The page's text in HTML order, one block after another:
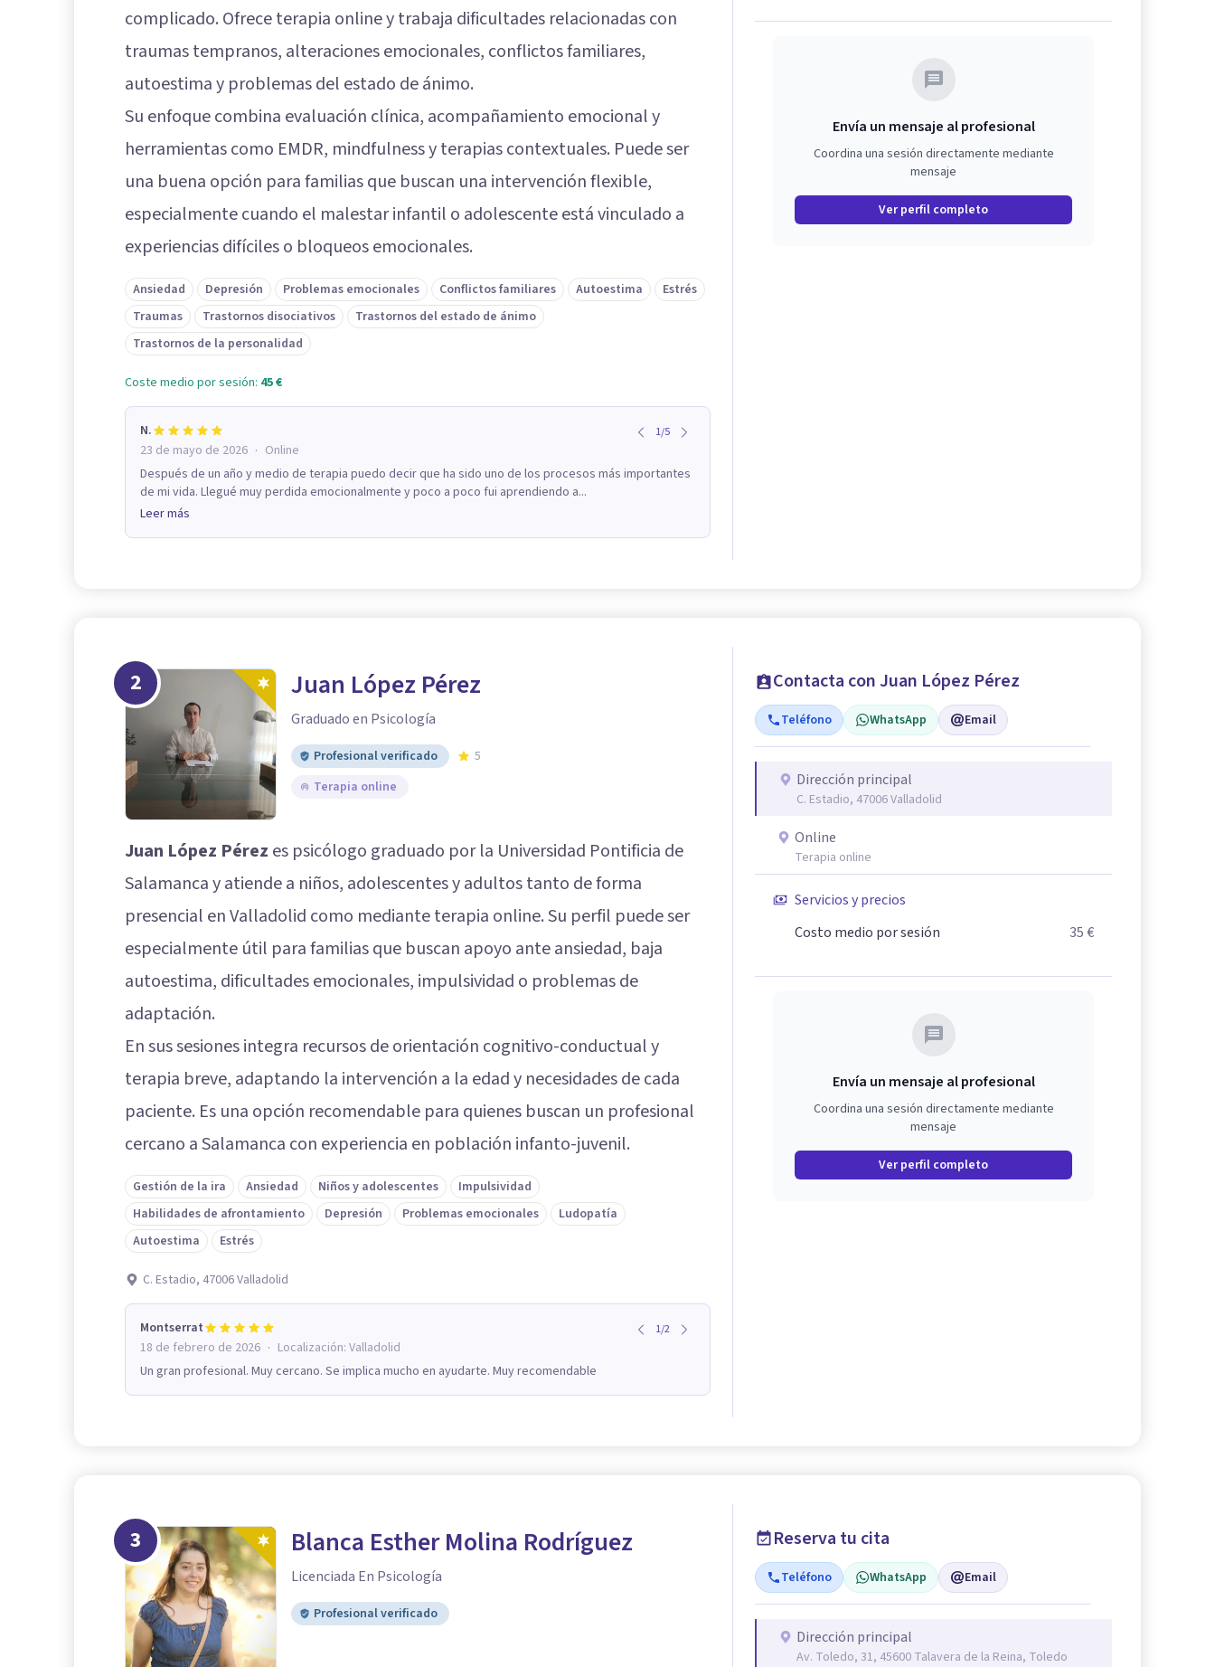
complicado. Ofrece terapia online y trabaja dificultades relacionadas con
traumas tempranos, alteraciones emocionales, conflictos familiares,
autoestima y problemas del estado de ánimo.
Su enfoque combina evaluación clínica, acompañamiento emocional y
herramientas como EMDR, mindfulness y terapias contextuales. Puede ser
una buena opción para familias que buscan una intervención flexible,
especialmente cuando el malestar infantil o adolescente está vinculado a
experiencias difíciles o bloqueos emocionales.
Ansiedad Depresión Problemas emocionales Conflictos familiares Autoestima
Estrés
Traumas
Trastornos disociativos
Trastornos del estado de ánimo
Trastornos de la personalidad
Coste medio por sesión: 45 €
N. 1/5
23 de mayo de 2026 · Online
Después de un año y medio de terapia puedo decir que ha sido uno de los procesos más importantes
de mi vida. Llegué muy perdida emocionalmente y poco a poco fui aprendiendo a...
Leer más
Envía un mensaje al profesional
Coordina una sesión directamente mediante
mensaje
Ver perfil completo
2 Juan López Pérez
Graduado en Psicología
Profesional verificado
5
Terapia online
Juan López Pérez es psicólogo graduado por la Universidad Pontificia de
Salamanca y atiende a niños, adolescentes y adultos tanto de forma
presencial en Valladolid como mediante terapia online. Su perfil puede ser
especialmente útil para familias que buscan apoyo ante ansiedad, baja
autoestima, dificultades emocionales, impulsividad o problemas de
adaptación.
En sus sesiones integra recursos de orientación cognitivo-conductual y
terapia breve, adaptando la intervención a la edad y necesidades de cada
paciente. Es una opción recomendable para quienes buscan un profesional
cercano a Salamanca con experiencia en población infanto-juvenil.
Gestión de la ira Ansiedad Niños y adolescentes
Impulsividad
Habilidades de afrontamiento
Depresión Problemas emocionales
Ludopatía
Autoestima
Estrés
C. Estadio, 47006 Valladolid
Montserrat 1/2
18 de febrero de 2026 · Localización: Valladolid
Un gran profesional. Muy cercano. Se implica mucho en ayudarte. Muy recomendable
Contacta con Juan López Pérez
Teléfono WhatsApp Email
Dirección principal
C. Estadio, 47006 Valladolid
Online
Terapia online
Servicios y precios
Costo medio por sesión
35 €
Envía un mensaje al profesional
Coordina una sesión directamente mediante
mensaje
Ver perfil completo
3 Blanca Esther Molina Rodríguez
Licenciada En Psicología
Profesional verificado
Reserva tu cita
Teléfono WhatsApp Email
Dirección principal
Av. Toledo, 31, 45600 Talavera de la Reina, Toledo